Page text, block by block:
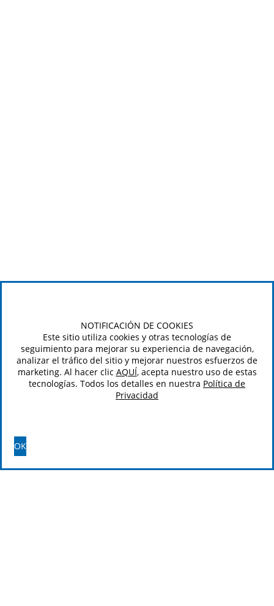
NOTIFICACIÓN DE COOKIES
Este sitio utiliza cookies y otras tecnologías de
seguimiento para mejorar su experiencia de navegación,
analizar el tráfico del sitio y mejorar nuestros esfuerzos de
marketing. Al hacer clic AQUÍ, acepta nuestro uso de estas
tecnologías. Todos los detalles en nuestra Política de
Privacidad
OK